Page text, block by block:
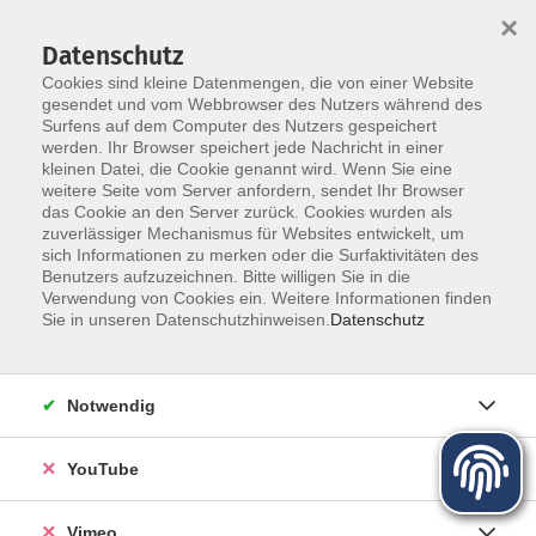
Zum Hauptinhalt springen
Der Kurs konnte nicht gefunden werden.
Über uns
Kursleiter
Partner und Referenzen
Datenschutz
Cookies sind kleine Datenmengen, die von einer Website
gesendet und vom Webbrowser des Nutzers während des
Surfens auf dem Computer des Nutzers gespeichert
werden. Ihr Browser speichert jede Nachricht in einer
kleinen Datei, die Cookie genannt wird. Wenn Sie eine
weitere Seite vom Server anfordern, sendet Ihr Browser
das Cookie an den Server zurück. Cookies wurden als
zuverlässiger Mechanismus für Websites entwickelt, um
sich Informationen zu merken oder die Surfaktivitäten des
Benutzers aufzuzeichnen. Bitte willigen Sie in die
Verwendung von Cookies ein. Weitere Informationen finden
Sie in unseren Datenschutzhinweisen. Datenschutz
×
Notwendig
YouTube